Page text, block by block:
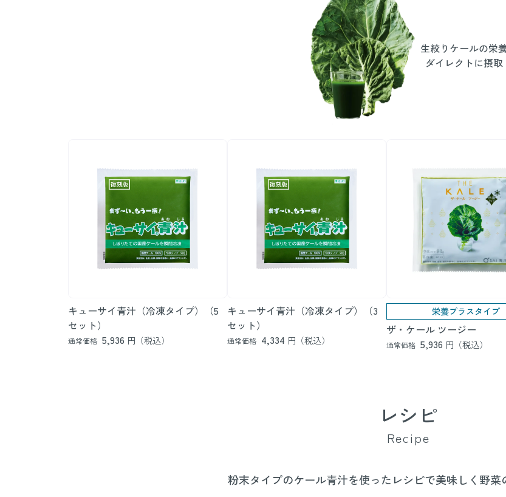
生絞りケールの栄
ダイレクトに摂取
キューサイ青汁（冷凍タイプ）（5
セット）
通常価格 5,936 円（税込）
キューサイ青汁（冷凍タイプ）（3
セット）
通常価格 4,334 円（税込）
栄養プラスタイプ
ザ・ケール ツージー
通常価格 5,936 円（税込）
レシピ
Recipe
粉末タイプのケール青汁を使った レシピで美味しく野菜